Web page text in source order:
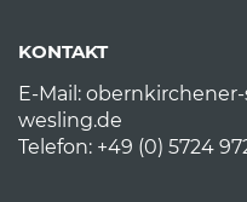
KONTAKT
E-Mail:
wesling.de
Telefon: +49 (0) 5724